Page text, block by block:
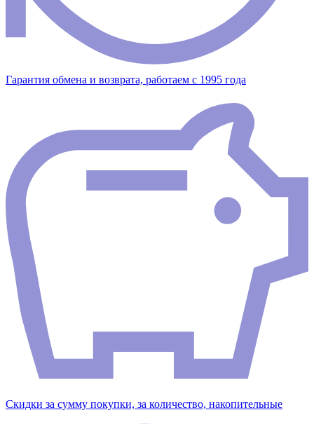
Гарантия обмена и возврата, работаем с 1995 года
Скидки за сумму покупки, за количество, накопительные